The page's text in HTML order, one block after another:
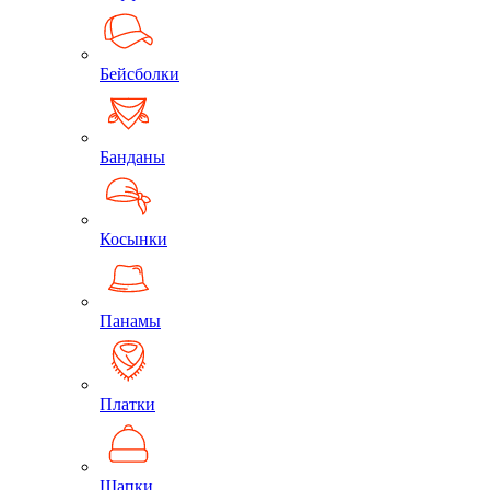
Бейсболки
Банданы
Косынки
Панамы
Платки
Шапки